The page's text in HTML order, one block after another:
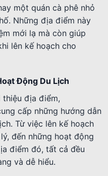
một quán cà phê nhỏ
Những địa điểm này
mới lạ mà còn giúp
lên kế hoạch cho
Động Du Lịch
địa điểm,
cấp những hướng dẫn
Từ việc lên kế hoạch
đến những hoạt động
điểm đó, tất cả đều
và dễ hiểu.